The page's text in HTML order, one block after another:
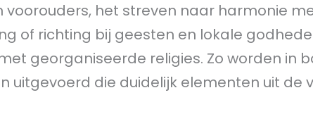
voorouders, het streven naar harmonie
of richting bij geesten en lokale
georganiseerde religies. Zo worden in
uitgevoerd die duidelijk elementen uit de